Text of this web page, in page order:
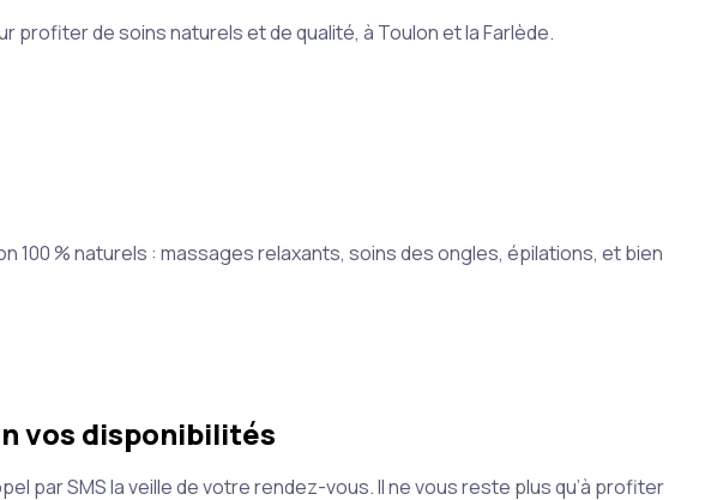
profiter de soins naturels et de qualité, à Toulon et la Farlède.
% naturels : massages relaxants, soins des ongles, épilations, et bien
vos disponibilités
par SMS la veille de votre rendez-vous. Il ne vous reste plus qu’à profiter